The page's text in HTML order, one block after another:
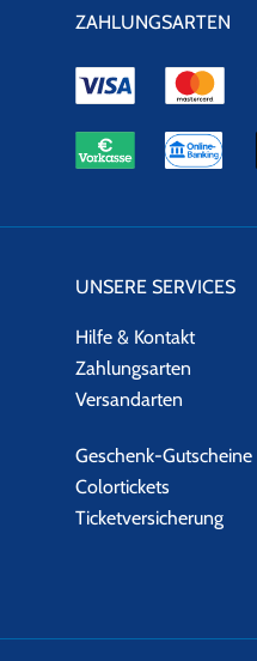
ZAHLUNGSARTEN
UNSERE SERVICES
Hilfe & Kontakt
Zahlungsarten
Versandarten
Geschenk-Gutscheine
Colortickets
Ticketversicherung